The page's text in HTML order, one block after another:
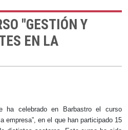
"GESTIÓN Y
EN LA
ha celebrado en Barbastro el curso
empresa”, en el que han participado 15